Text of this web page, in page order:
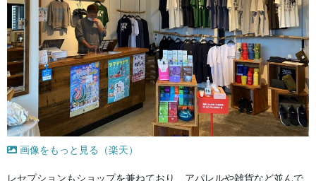
画像をもっと見る（楽天）
レセプションもショップを兼ねており、アパレルや雑貨など並んで